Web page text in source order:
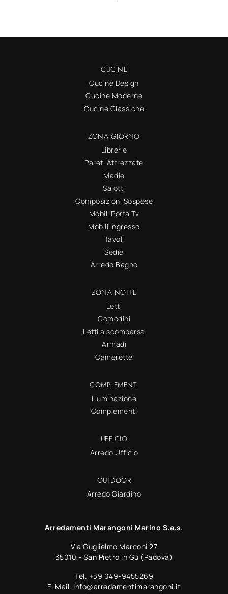
CUCINE
Cucine Design
Cucine Moderne
Cucine Classiche
ZONA GIORNO
Librerie
Pareti Attrezzate
Madie
Salotti
Composizioni Sospese
Mobili Porta Tv
Mobili ingresso
Tavoli
Sedie
Arredo Bagno
ZONA NOTTE
Letti
Comodini
Letti a scomparsa
Armadi
Camerette
COMPLEMENTI
Illuminazione
Complementi
UFFICIO
Arredo Ufficio
OUTDOOR
Arredo Giardino
Arredamenti Marangoni Marino S.a.s.
Via Guglielmo Marconi 27
35010 - San Pietro in Gù (Padova)
Tel. +39 049-9455269
E-Mail. info@arredamentimarangoni.it